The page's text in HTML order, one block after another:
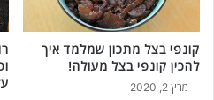
ו
ב
קונפי בצל מתכון שמלמד איך
להכין קונפי בצל מעולה!
מרץ 2, 2020